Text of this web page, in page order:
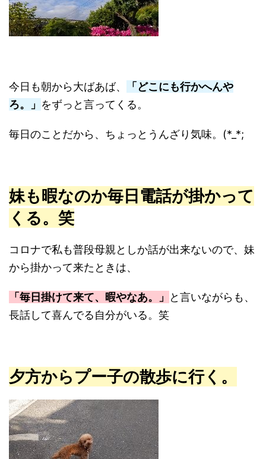
今日も朝から大ばあば、
「どこにも行かへんや
ろ。」 をずっと言ってくる。
毎日のことだから、ちょっとうんざり気味。(*_*;
妹も暇なのか毎日電話が掛かって
くる。笑
コロナで私も普段母親としか話が出来ないので、妹
から掛かって来たときは、
「毎日掛けて来て、暇やなあ。」
と言いながらも、
長話して喜んでる自分がいる。笑
夕方からプー子の散歩に行く。